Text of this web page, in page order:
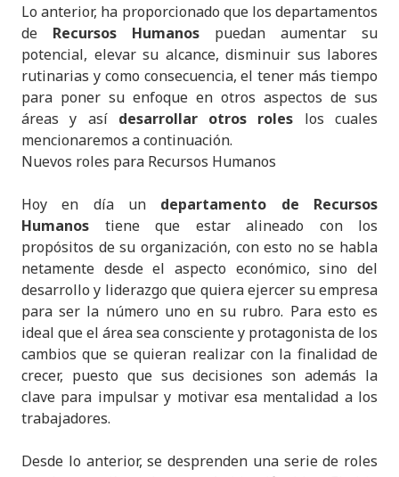
Lo anterior, ha proporcionado que los departamentos
de Recursos Humanos puedan aumentar su
potencial, elevar su alcance, disminuir sus labores
rutinarias y como consecuencia, el tener más tiempo
para poner su enfoque en otros aspectos de sus
áreas y así desarrollar otros roles los cuales
mencionaremos a continuación.
Nuevos roles para Recursos Humanos
Hoy en día un departamento de Recursos
Humanos tiene que estar alineado con los
propósitos de su organización, con esto no se habla
netamente desde el aspecto económico, sino del
desarrollo y liderazgo que quiera ejercer su empresa
para ser la número uno en su rubro. Para esto es
ideal que el área sea consciente y protagonista de los
cambios que se quieran realizar con la finalidad de
crecer, puesto que sus decisiones son además la
clave para impulsar y motivar esa mentalidad a los
trabajadores.
Desde lo anterior, se desprenden una serie de roles